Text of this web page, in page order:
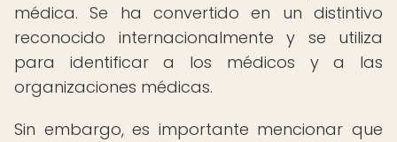
médica. Se ha convertido en un distintivo
reconocido internacionalmente y se utiliza
para identificar a los médicos y a las
organizaciones médicas.
Sin embargo, es importante mencionar que